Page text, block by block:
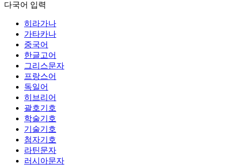
다국어 입력
히라가나
가타카나
중국어
한글고어
그리스문자
프랑스어
독일어
히브리어
괄호기호
학술기호
기술기호
첨자기호
라틴문자
러시아문자